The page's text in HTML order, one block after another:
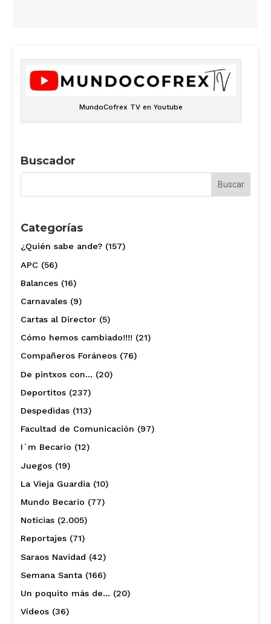
MundoCofrex TV en Youtube
Buscador
Categorías
¿Quién sabe ande?(157)
APC(56)
Balances(16)
Carnavales(9)
Cartas al Director(5)
Cómo hemos cambiado!!!! (21)
Compañeros Foráneos(76)
De pintxos con… (20)
Deportitos(237)
Despedidas(113)
Facultad de Comunicación (97)
I´m Becario (12)
Juegos(19)
La Vieja Guardia(10)
Mundo Becario (77)
Noticias(2.005)
Reportajes(71)
Saraos Navidad (42)
Semana Santa(166)
Un poquito más de… (20)
Vídeos(36)